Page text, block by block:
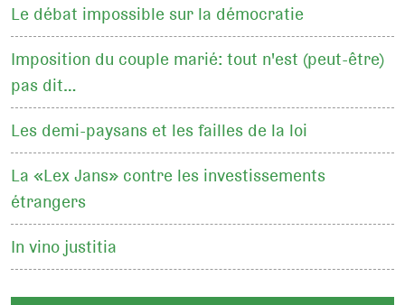
Le débat impossible sur la démocratie
Imposition du couple marié: tout n'est (peut-être)
pas dit…
Les demi-paysans et les failles de la loi
La «Lex Jans» contre les investissements
étrangers
In vino justitia